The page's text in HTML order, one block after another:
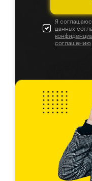
Я
данных
соглашению